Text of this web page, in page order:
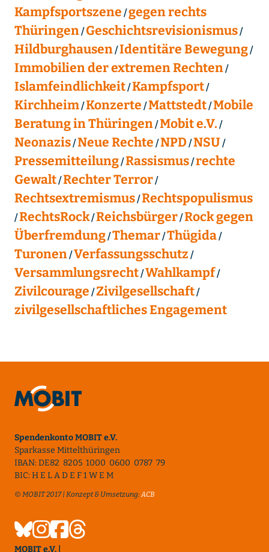
Kampfsportszene gegen rechts
Thüringen Geschichtsrevisionismus
Hildburghausen Identitäre Bewegung
Immobilien der extremen Rechten
Islamfeindlichkeit Kampfsport
Kirchheim Konzerte Mattstedt Mobile
Beratung in Thüringen Mobit e.V.
Neonazis Neue Rechte NPD NSU
Pressemitteilung Rassismus rechte
Gewalt Rechter Terror
Rechtsextremismus Rechtspopulismus
RechtsRock Reichsbürger Rock gegen
Überfremdung Themar Thügida
Turonen Verfassungsschutz
Versammlungsrecht Wahlkampf
Zivilcourage Zivilgesellschaft
zivilgesellschaftliches Engagement
Spendenkonto MOBIT e.V.
Sparkasse Mittelthüringen
IBAN: DE82 8205 1000 0600 0787 79
BIC: H E L A D E F 1 W E M
© MOBIT 2017 | Konzept & Umsetzung:ACB
MOBIT e.V. |